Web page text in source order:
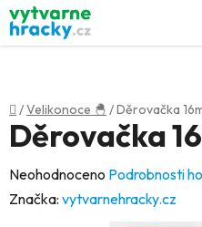
Přejít
na
obsah
Domů
/Velikonoce 🐣 /Děrovačka
Děrovačka
Průměrné
hodnocení
Neohodnoceno Podrobnosti
Značka: vytvarnehracky.cz